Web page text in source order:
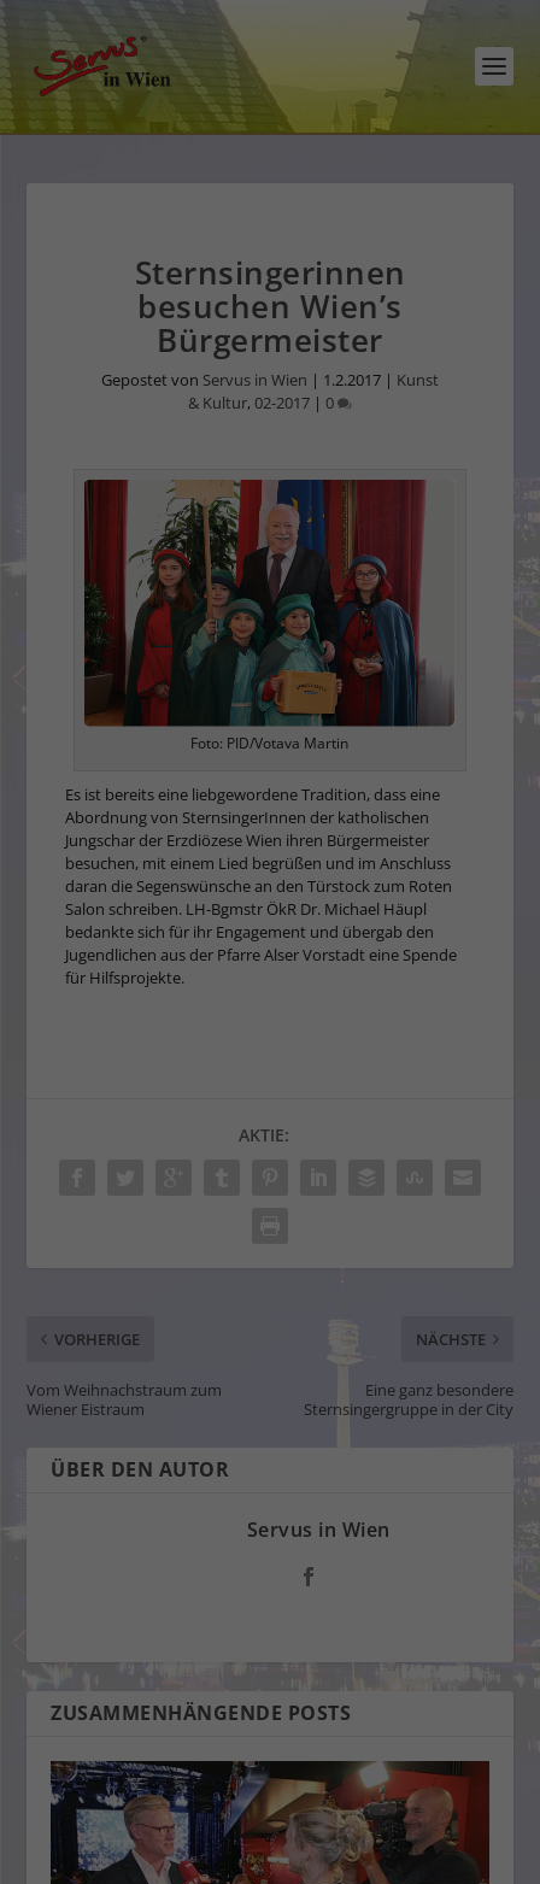
Sternsingerinnen
besuchen Wien’s
Bürgermeister
Gepostet von Servus in Wien | 1.2.2017 | Kunst
& Kultur,02-2017 | 0
Foto: PID/Votava Martin
Es ist bereits eine liebgewordene Tradition, dass eine
Abordnung von SternsingerInnen der katholischen
Jungschar der Erzdiözese Wien ihren Bürgermeister
besuchen, mit einem Lied begrüßen und im Anschluss
daran die Segenswünsche an den Türstock zum Roten
Salon schreiben. LH-Bgmstr ÖkR Dr. Michael Häupl
bedankte sich für ihr Engagement und übergab den
Jugendlichen aus der Pfarre Alser Vorstadt eine Spende
für Hilfsprojekte.
AKTIE:
VORHERIGE
Vom Weihnachstraum zum
Wiener Eistraum
NÄCHSTE
Eine ganz besondere
Sternsingergruppe in der City
ÜBER DEN AUTOR
Servus in Wien
ZUSAMMENHÄNGENDE POSTS